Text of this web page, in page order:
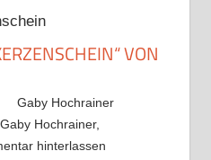
VON
Gaby Hochrainer
Gaby Hochrainer,
hinterlassen